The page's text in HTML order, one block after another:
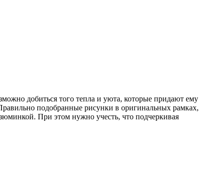
добиться того тепла и уюта, которые придают ему
подобранные рисунки в оригинальных рамках,
При этом нужно учесть, что подчеркивая